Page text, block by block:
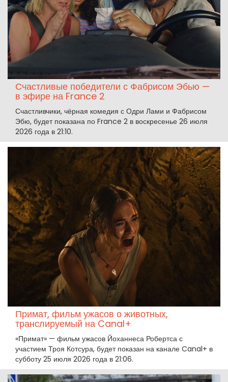
Счастливые победители с Фабрисом Эбью —
в эфире на France 2
Счастливчики, чёрная комедия с Одри Лами и Фабрисом
Эбю, будет показана по France 2 в воскресенье 26 июля
2026 года в 21:10.
Примат, фильм ужасов о животных,
транслируемый на Canal+
«Примат» — фильм ужасов Йоханнеса Робертса с
участием Троя Котсура, будет показан на канале Canal+ в
субботу 25 июля 2026 года в 21:06.